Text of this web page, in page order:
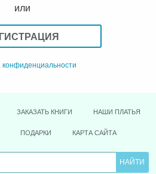
или
конфиденциальности
ЗАКАЗАТЬ КНИГИ НАШИ ПЛАТЬЯ
ПОДАРКИ КАРТА САЙТА